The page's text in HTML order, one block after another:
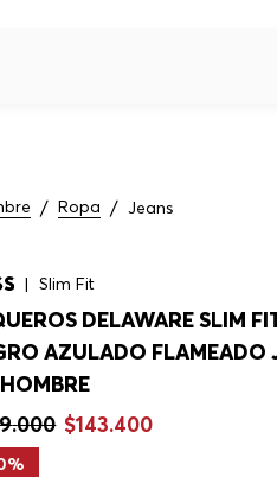
Ropa Jeans
Slim Fit
DELAWARE SLIM
AZULADO FLAMEADO
.000 $143.400